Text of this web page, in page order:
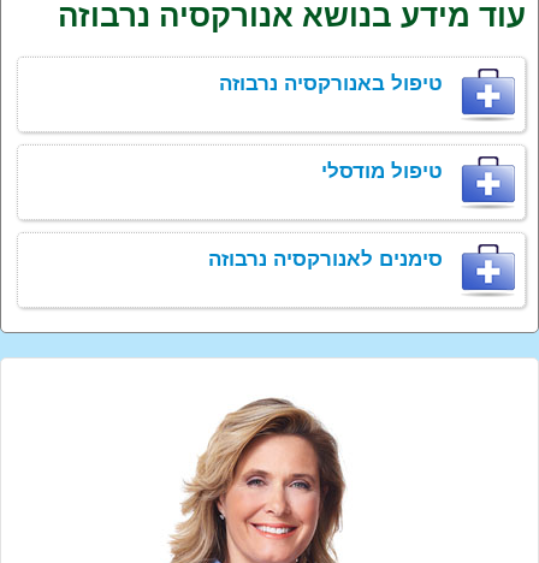
עוד מידע בנושא אנורקסיה נרבוזה
טיפול באנורקסיה נרבוזה
טיפול מודסלי
סימנים לאנורקסיה נרבוזה